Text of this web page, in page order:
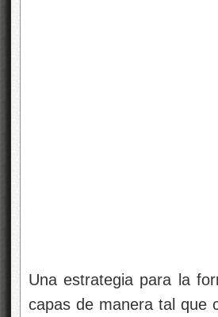
Una estrategia para la
capas de manera tal que